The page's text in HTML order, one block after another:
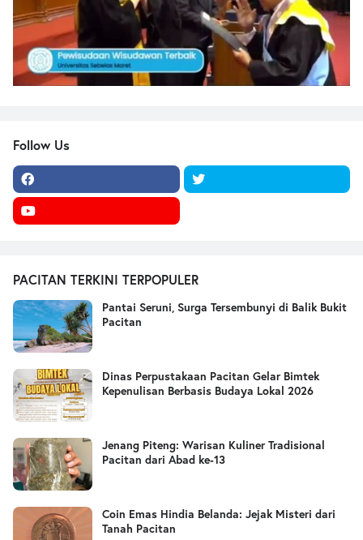
Follow Us
PACITAN TERKINI TERPOPULER
Pantai Seruni, Surga Tersembunyi di Balik Bukit
Pacitan
Dinas Perpustakaan Pacitan Gelar Bimtek
Kepenulisan Berbasis Budaya Lokal 2026
Jenang Piteng: Warisan Kuliner Tradisional
Pacitan dari Abad ke-13
Coin Emas Hindia Belanda: Jejak Misteri dari
Tanah Pacitan